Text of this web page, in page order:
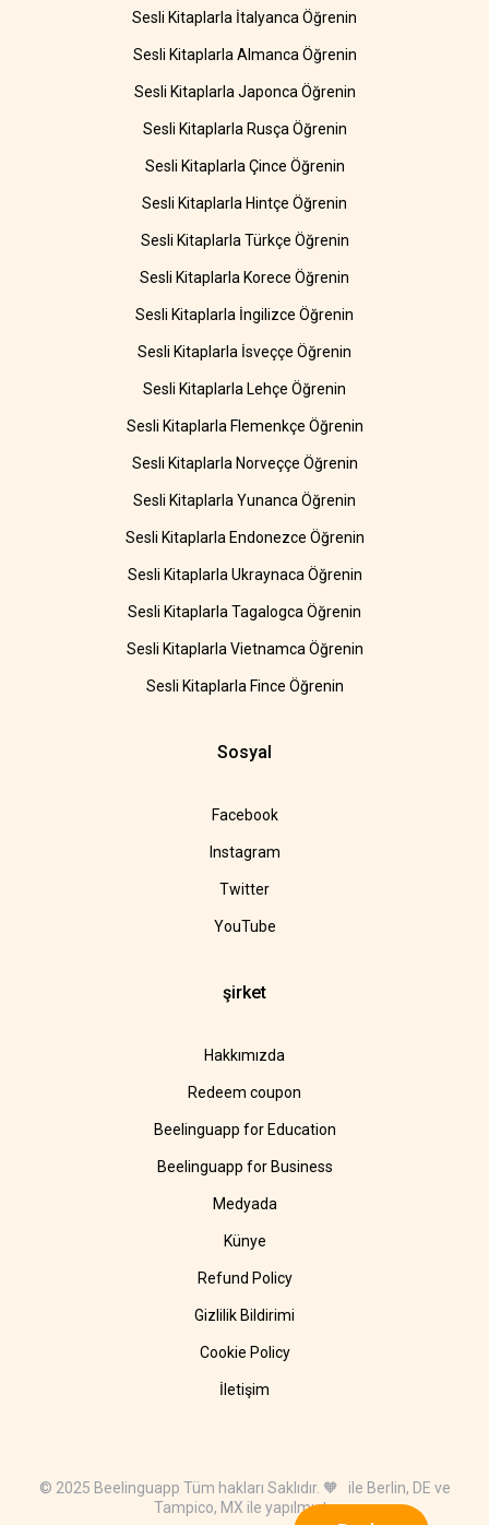
Sesli Kitaplarla İtalyanca Öğrenin
Sesli Kitaplarla Almanca Öğrenin
Sesli Kitaplarla Japonca Öğrenin
Sesli Kitaplarla Rusça Öğrenin
Sesli Kitaplarla Çince Öğrenin
Sesli Kitaplarla Hintçe Öğrenin
Sesli Kitaplarla Türkçe Öğrenin
Sesli Kitaplarla Korece Öğrenin
Sesli Kitaplarla İngilizce Öğrenin
Sesli Kitaplarla İsveççe Öğrenin
Sesli Kitaplarla Lehçe Öğrenin
Sesli Kitaplarla Flemenkçe Öğrenin
Sesli Kitaplarla Norveççe Öğrenin
Sesli Kitaplarla Yunanca Öğrenin
Sesli Kitaplarla Endonezce Öğrenin
Sesli Kitaplarla Ukraynaca Öğrenin
Sesli Kitaplarla Tagalogca Öğrenin
Sesli Kitaplarla Vietnamca Öğrenin
Sesli Kitaplarla Fince Öğrenin
Sosyal
Facebook
Instagram
Twitter
YouTube
şirket
Hakkımızda
Redeem coupon
Beelinguapp for Education
Beelinguapp for Business
Medyada
Künye
Refund Policy
Gizlilik Bildirimi
Cookie Policy
İletişim
© 2025 Beelinguapp Tüm hakları Saklıdır. 🧡 ile Berlin, DE ve
Tampico, MX ile yapılmıştır